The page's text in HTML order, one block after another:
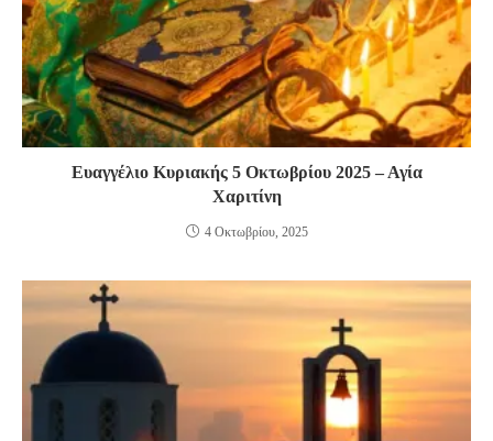
Ευαγγέλιο Κυριακής 5 Οκτωβρίου 2025 – Αγία
Χαριτίνη
4 Οκτωβρίου, 2025